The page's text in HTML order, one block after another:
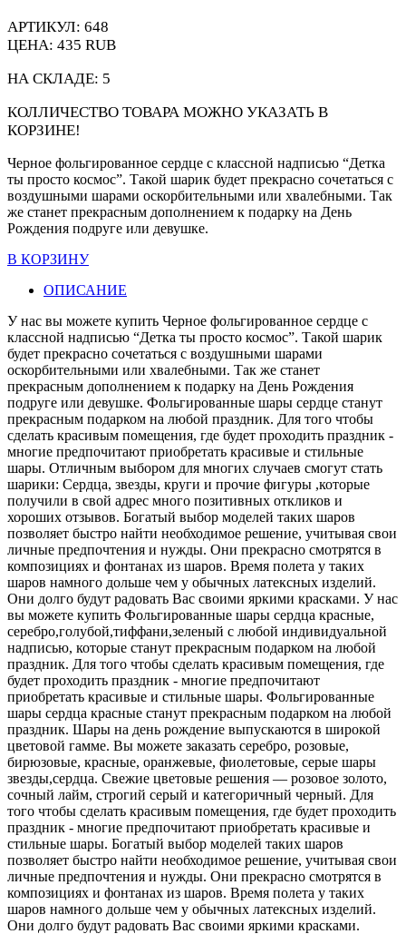
АРТИКУЛ: 648
ЦЕНА: 435 RUB
НА СКЛАДЕ: 5
КОЛЛИЧЕСТВО ТОВАРА МОЖНО УКАЗАТЬ В
КОРЗИНЕ!
Черное фольгированное сердце с классной надписью “Детка
ты просто космос”. Такой шарик будет прекрасно сочетаться с
воздушными шарами оскорбительными или хвалебными. Так
же станет прекрасным дополнением к подарку на День
Рождения подруге или девушке.
В КОРЗИНУ
ОПИСАНИЕ
У нас вы можете купить Черное фольгированное сердце с
классной надписью “Детка ты просто космос”. Такой шарик
будет прекрасно сочетаться с воздушными шарами
оскорбительными или хвалебными. Так же станет
прекрасным дополнением к подарку на День Рождения
подруге или девушке. Фольгированные шары сердце станут
прекрасным подарком на любой праздник. Для того чтобы
сделать красивым помещения, где будет проходить праздник -
многие предпочитают приобретать красивые и стильные
шары. Отличным выбором для многих случаев смогут стать
шарики: Сердца, звезды, круги и прочие фигуры ,которые
получили в свой адрес много позитивных откликов и
хороших отзывов. Богатый выбор моделей таких шаров
позволяет быстро найти необходимое решение, учитывая свои
личные предпочтения и нужды. Они прекрасно смотрятся в
композициях и фонтанах из шаров. Время полета у таких
шаров намного дольше чем у обычных латексных изделий.
Они долго будут радовать Вас своими яркими красками. У нас
вы можете купить Фольгированные шары сердца красные,
серебро,голубой,тиффани,зеленый с любой индивидуальной
надписью, которые станут прекрасным подарком на любой
праздник. Для того чтобы сделать красивым помещения, где
будет проходить праздник - многие предпочитают
приобретать красивые и стильные шары. Фольгированные
шары сердца красные станут прекрасным подарком на любой
праздник. Шары на день рождение выпускаются в широкой
цветовой гамме. Вы можете заказать серебро, розовые,
бирюзовые, красные, оранжевые, фиолетовые, серые шары
звезды,сердца. Свежие цветовые решения — розовое золото,
сочный лайм, строгий серый и категоричный черный. Для
того чтобы сделать красивым помещения, где будет проходить
праздник - многие предпочитают приобретать красивые и
стильные шары. Богатый выбор моделей таких шаров
позволяет быстро найти необходимое решение, учитывая свои
личные предпочтения и нужды. Они прекрасно смотрятся в
композициях и фонтанах из шаров. Время полета у таких
шаров намного дольше чем у обычных латексных изделий.
Они долго будут радовать Вас своими яркими красками.